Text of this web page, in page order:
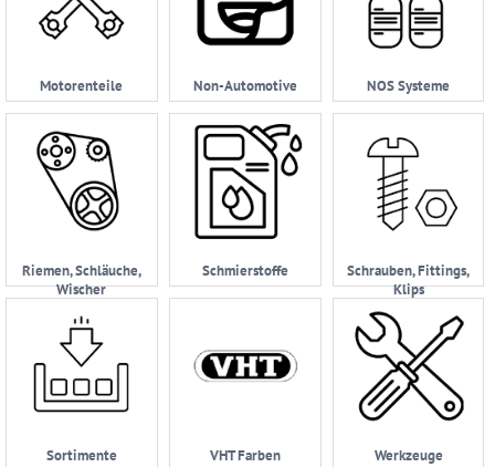
Motorenteile Non-Automotive NOS Systeme
Riemen, Schläuche,
Wischer
Schmierstoffe
Schrauben, Fittings,
Klips
Sortimente VHT Farben Werkzeuge